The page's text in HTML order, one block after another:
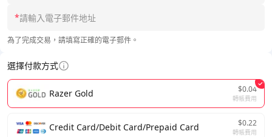
*
為了完成交易，請填寫正確的電子郵件。
選擇付款方式
Razer Gold $0.04
轉帳費用
Credit Card/Debit Card/Prepaid Card $0.22
轉帳費用